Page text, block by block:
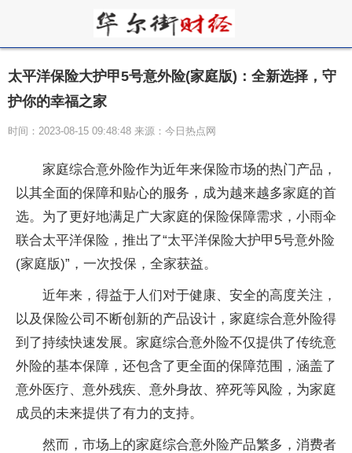
太平洋保险大护甲5号意外险(家庭版)：全新选择，守
护你的幸福之家
时间：2023-08-15 09:48:48 来源：今日热点网
家庭综合意外险作为近年来保险市场的热门产品，
以其全面的保障和贴心的服务，成为越来越多家庭的首
选。为了更好地满足广大家庭的保险保障需求，小雨伞
联合太平洋保险，推出了“太平洋保险大护甲5号意外险
(家庭版)”，一次投保，全家获益。
近年来，得益于人们对于健康、安全的高度关注，
以及保险公司不断创新的产品设计，家庭综合意外险得
到了持续快速发展。家庭综合意外险不仅提供了传统意
外险的基本保障，还包含了更全面的保障范围，涵盖了
意外医疗、意外残疾、意外身故、猝死等风险，为家庭
成员的未来提供了有力的支持。
然而，市场上的家庭综合意外险产品繁多，消费者